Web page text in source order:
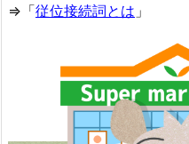
⇒「従位接続詞とは 」